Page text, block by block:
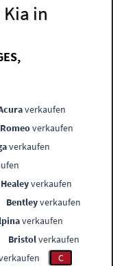
Kia in
verkaufen
verkaufen
verkaufen
verkaufen
Bentleyverkaufen
verkaufen
Bristolverkaufen
C